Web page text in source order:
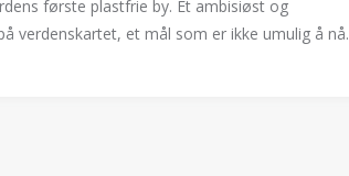
første plastfrie by. Et ambisiøst og
verdenskartet, et mål som er ikke umulig å nå.